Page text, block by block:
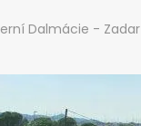
Dalmácie - Zadar